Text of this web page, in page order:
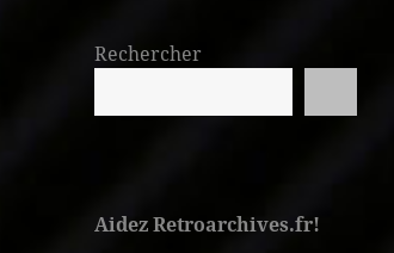
Rechercher
Aidez Retroarchives.fr!